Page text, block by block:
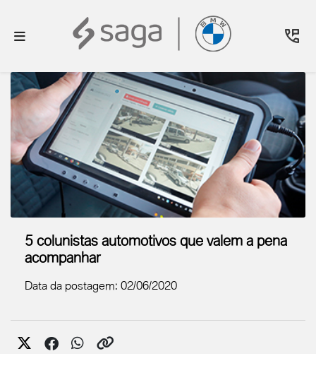
5 colunistas automotivos que valem a pena
acompanhar
Data da postagem: 02/06/2020